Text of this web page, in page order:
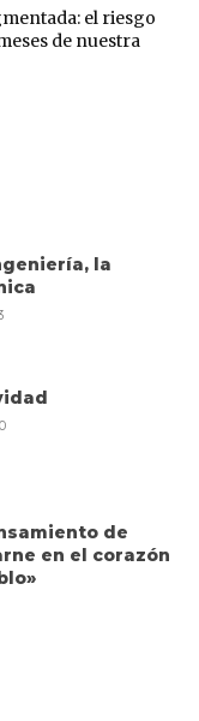
el riesgo
de nuestra
la
de
en el corazón